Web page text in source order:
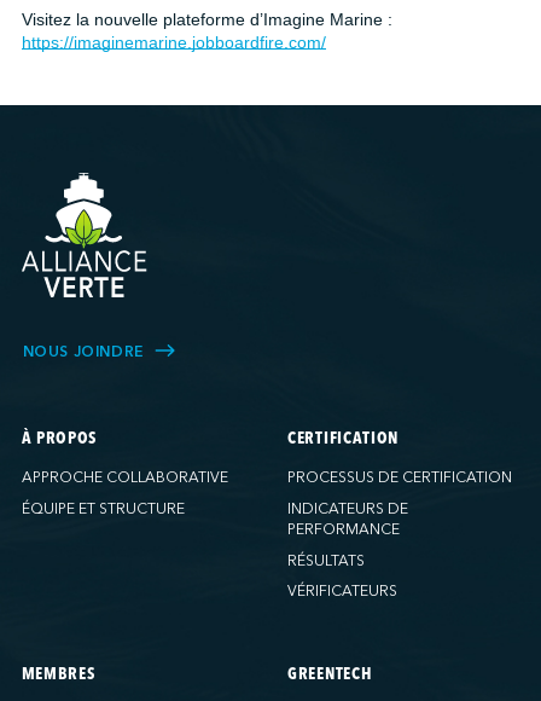
Visitez la nouvelle plateforme d’Imagine Marine :
https://imaginemarine.jobboardfire.com/
NOUS JOINDRE
À PROPOS
APPROCHE COLLABORATIVE
ÉQUIPE ET STRUCTURE
CERTIFICATION
PROCESSUS DE CERTIFICATION
INDICATEURS DE
PERFORMANCE
RÉSULTATS
VÉRIFICATEURS
MEMBRES GREENTECH